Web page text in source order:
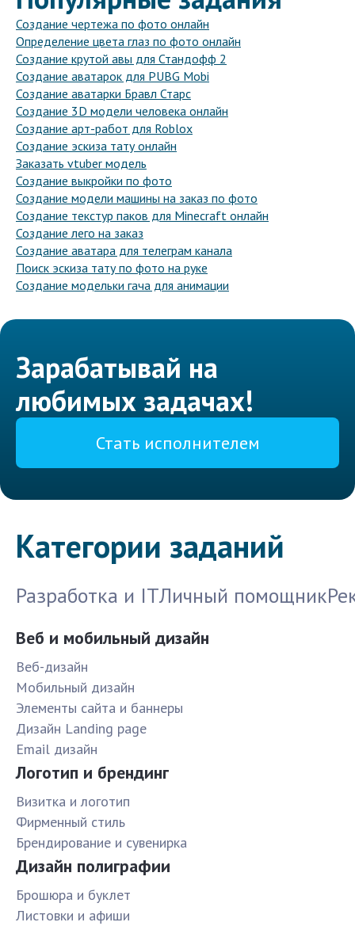
Создание чертежа по фото онлайн
Определение цвета глаз по фото онлайн
Создание крутой авы для Стандофф 2
Создание аватарок для PUBG Mobi
Создание аватарки Бравл Старс
Создание 3D модели человека онлайн
Создание арт-работ для Roblox
Создание эскиза тату онлайн
Заказать vtuber модель
Создание выкройки по фото
Создание модели машины на заказ по фото
Создание текстур паков для Minecraft онлайн
Создание лего на заказ
Создание аватара для телеграм канала
Поиск эскиза тату по фото на руке
Создание модельки гача для анимации
Зарабатывай на
любимых задачах!
Стать исполнителем
Категории заданий
Разработка и ITЛичный помощник
Веб и мобильный дизайн
Веб-дизайн
Мобильный дизайн
Элементы сайта и баннеры
Дизайн Landing page
Email дизайн
Логотип и брендинг
Визитка и логотип
Фирменный стиль
Брендирование и сувенирка
Дизайн полиграфии
Брошюра и буклет
Листовки и афиши